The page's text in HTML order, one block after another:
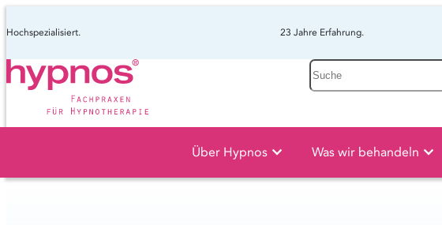
Hochspezialisiert. 23 Jahre Erfahrung.
Suche
Über Hypnos Was wir behandeln